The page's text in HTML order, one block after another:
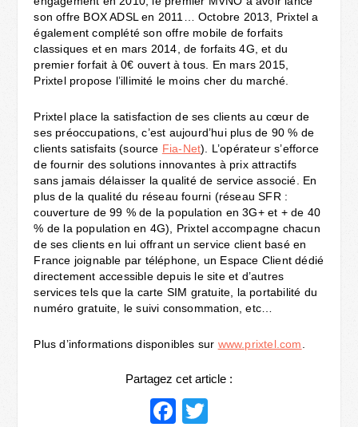
son offre BOX ADSL en 2011… Octobre 2013, Prixtel a
également complété son offre mobile de forfaits
classiques et en mars 2014, de forfaits 4G, et du
premier forfait à 0€ ouvert à tous. En mars 2015,
Prixtel propose l’illimité le moins cher du marché.
Prixtel place la satisfaction de ses clients au cœur de
ses préoccupations, c’est aujourd’hui plus de 90 % de
clients satisfaits (source Fia-Net). L’opérateur s’efforce
de fournir des solutions innovantes à prix attractifs
sans jamais délaisser la qualité de service associé. En
plus de la qualité du réseau fourni (réseau SFR :
couverture de 99 % de la population en 3G+ et + de 40
% de la population en 4G), Prixtel accompagne chacun
de ses clients en lui offrant un service client basé en
France joignable par téléphone, un Espace Client dédié
directement accessible depuis le site et d’autres
services tels que la carte SIM gratuite, la portabilité du
numéro gratuite, le suivi consommation, etc…
Plus d’informations disponibles sur www.prixtel.com.
Partagez cet article :
Facebook